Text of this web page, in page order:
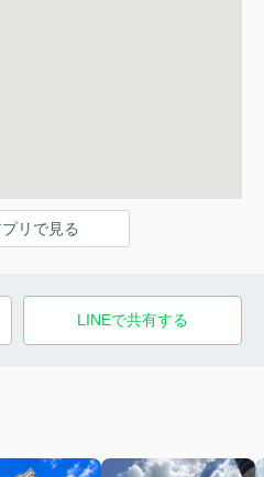
リで見る
LINEで共有する